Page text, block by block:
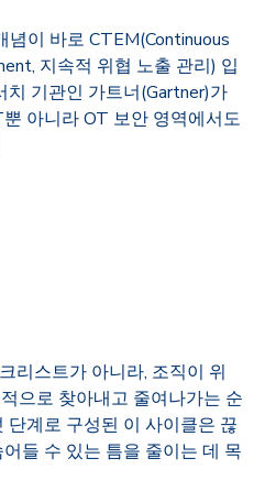
념이 바로 CTEM(Continuous
지속적 위협 노출 관리) 입
치 기관인 가트너(Gartner)가
뿐 아니라OT 보안 영역에서도
리스트가 아니라, 조직이 위
으로 찾아내고 줄여나가는 순
단계로 구성된 이 사이클은 끊
들 수 있는 틈을 줄이는 데 목